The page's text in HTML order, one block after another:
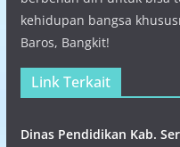
kehidupan bangsa
Baros, Bangkit!
Link Terkait
Dinas Pendidikan Kab.